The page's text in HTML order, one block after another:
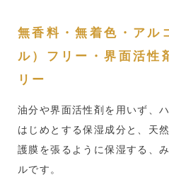
無香料・無着色・アル
ル）フリー・界面活性
リー
油分や界面活性剤を用いず、
はじめとする保湿成分と、天
護膜を張るように保湿する、
ルです。